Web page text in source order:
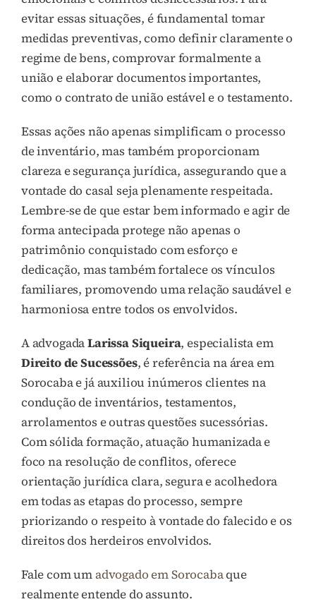
evitar essas situações, é fundamental tomar
medidas preventivas, como definir claramente o
regime de bens, comprovar formalmente a
união e elaborar documentos importantes,
como o contrato de união estável e o testamento.
Essas ações não apenas simplificam o processo
de inventário, mas também proporcionam
clareza e segurança jurídica, assegurando que a
vontade do casal seja plenamente respeitada.
Lembre-se de que estar bem informado e agir de
forma antecipada protege não apenas o
patrimônio conquistado com esforço e
dedicação, mas também fortalece os vínculos
familiares, promovendo uma relação saudável e
harmoniosa entre todos os envolvidos.
A advogadaLarissa Siqueira, especialista em
Direito de Sucessões, é referência na área em
Sorocaba e já auxiliou inúmeros clientes na
condução de inventários, testamentos,
arrolamentos e outras questões sucessórias.
Com sólida formação, atuação humanizada e
foco na resolução de conflitos, oferece
orientação jurídica clara, segura e acolhedora
em todas as etapas do processo, sempre
priorizando o respeito à vontade do falecido e os
direitos dos herdeiros envolvidos.
Fale com um advogado em Sorocabaque
realmente entende do assunto.